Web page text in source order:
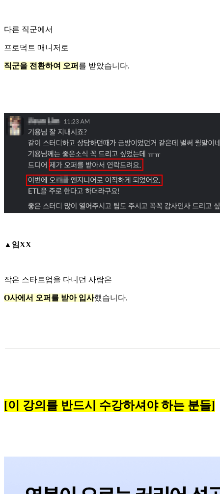
다른 직군에서
프로덕트 매니저로
직군을 전환하여 오퍼 를 받았습니다.
▲임XX
작은 스타트업을 다니던 사람은
O사에서 오퍼를 받아 입사했습니다.
[이 강의를 반드시 수강하셔야 하는 분들]